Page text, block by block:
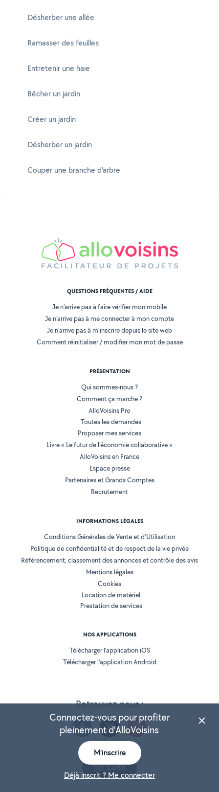
Désherber une allée
Ramasser des feuilles
Entretenir une haie
Bêcher un jardin
Créer un jardin
Désherber un jardin
Couper une branche d'arbre
Carte
Retrouvez-nous :
QUESTIONS FRÉQUENTES / AIDE
Je n'arrive pas à faire vérifier mon mobile
Je n'arrive pas à me connecter à mon compte
Je n'arrive pas à m'inscrire depuis le site web
Comment réinitialiser / modifier mon mot de passe
PRÉSENTATION
Qui sommes-nous ?
Comment ça marche ?
AlloVoisins Pro
Toutes les demandes
Proposer mes services
Livre « Le futur de l'économie collaborative »
AlloVoisins en France
Espace presse
Partenaires et Grands Comptes
Recrutement
INFORMATIONS LÉGALES
Conditions Générales de Vente et d'Utilisation
Politique de confidentialité et de respect de la vie privée
Référencement, classement des annonces et contrôle des avis
Mentions légales
Cookies
Location de matériel
Prestation de services
NOS APPLICATIONS
Télécharger l’application iOS
Télécharger l’application Android
Connectez-vous pour profiter
pleinement d'AlloVoisins
M'inscrire
Déjà inscrit ? Me connecter